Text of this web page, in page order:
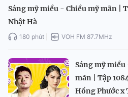
Sáng mỹ miều - Chiều mỹ mãn |
Nhật Hà
180 phút VOH FM 87.7MHz
Sáng mỹ
mãn | Tập
Hồng Phước x